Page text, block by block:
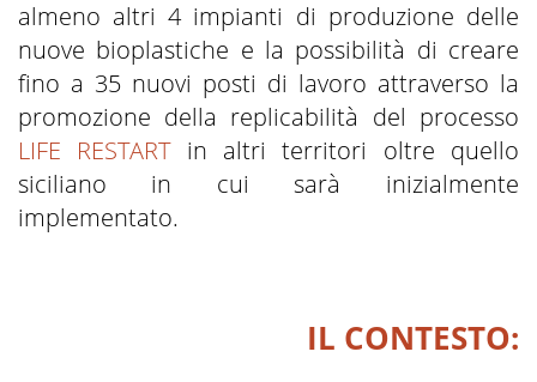
almeno altri 4 impianti di produzione delle
nuove bioplastiche e la possibilità di creare
fino a 35 nuovi posti di lavoro attraverso la
promozione della replicabilità del processo
LIFE RESTARTin altri territori oltre quello
siciliano in cui sarà inizialmente
implementato.
IL CONTESTO: